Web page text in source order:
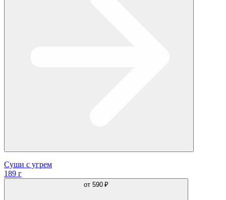
Суши с угрем
189 г
от 590 ₽